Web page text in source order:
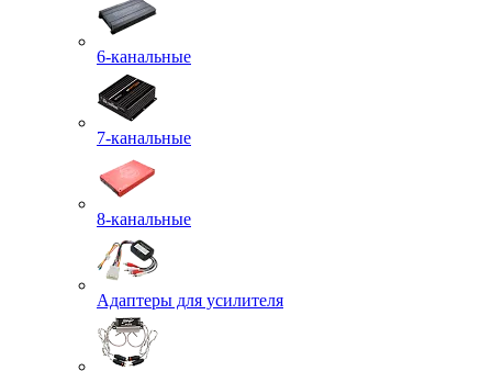
6-канальные
7-канальные
8-канальные
Адаптеры для усилителя